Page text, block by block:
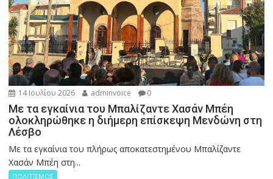
14 Ιουλίου 2026 adminvoice 0
Με τα εγκαίνια του Μπαλίζαντε Χασάν Μπέη
ολοκληρώθηκε η διήμερη επίσκεψη Μενδώνη στη
Λέσβο
Με τα εγκαίνια του πλήρως αποκατεστημένου Μπαλίζαντε
Χασάν Μπέη στη...
ΠΟΛΙΤΙΣΜΟΣ